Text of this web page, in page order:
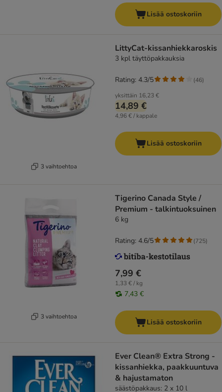
Lisää ostoskoriin
3 vaihtoehtoa
LittyCat-kissanhiekkaroskis
3 kpl täyttöpakkauksia
yksittäin 16,23 €
14,89 €
4,96 € / kappale
Rating: 4.3/5 (46)
Lisää ostoskoriin
3 vaihtoehtoa
Tigerino Canada Style /
Premium - talkintuoksuinen
6 kg
7,99 €
1,33 € / kg
7,43 €
Rating: 4.6/5 (725)
Lisää ostoskoriin
Ever Clean® Extra Strong -
kissanhiekka, paakkuuntuva
& hajustamaton
säästöpakkaus: 2 x 10 l